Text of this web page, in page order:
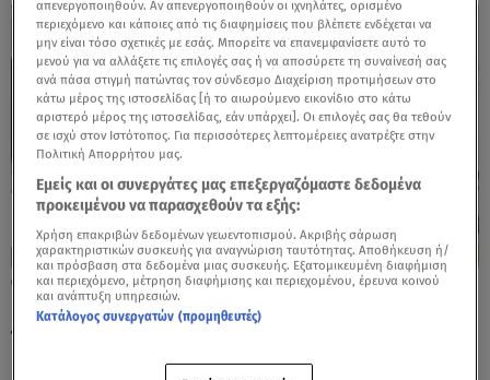
18.07.25, 11:58
Κηδεία Γεράσιμου Μιχελή: Θλίψη στο
τελευταίο «αντίο»
απενεργοποιηθούν. Αν απενεργοποιηθούν οι ιχνηλάτες, ορισμένο
περιεχόμενο και κάποιες από τις διαφημίσεις που βλέπετε ενδέχεται να
μην είναι τόσο σχετικές με εσάς. Μπορείτε να επανεμφανίσετε αυτό το
μενού για να αλλάξετε τις επιλογές σας ή να αποσύρετε τη συναίνεσή σας
ανά πάσα στιγμή πατώντας τον σύνδεσμο Διαχείριση προτιμήσεων στο
κάτω μέρος της ιστοσελίδας [ή το αιωρούμενο εικονίδιο στο κάτω
αριστερό μέρος της ιστοσελίδας, εάν υπάρχει]. Οι επιλογές σας θα τεθούν
σε ισχύ στον Ιστότοπος. Για περισσότερες λεπτομέρειες ανατρέξτε στην
Πολιτική Απορρήτου μας.
Εμείς και οι συνεργάτες μας επεξεργαζόμαστε δεδομένα
προκειμένου να παρασχεθούν τα εξής:
Χρήση επακριβών δεδομένων γεωεντοπισμού. Ακριβής σάρωση
χαρακτηριστικών συσκευής για αναγνώριση ταυτότητας. Αποθήκευση ή/
και πρόσβαση στα δεδομένα μιας συσκευής. Εξατομικευμένη διαφήμιση
και περιεχόμενο, μέτρηση διαφήμισης και περιεχομένου, έρευνα κοινού
και ανάπτυξη υπηρεσιών.
Κατάλογος συνεργατών (προμηθευτές)